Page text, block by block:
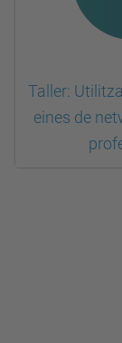
Taller:
eines de